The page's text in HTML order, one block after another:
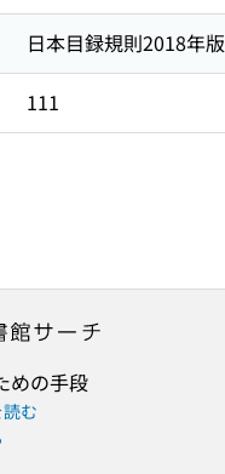
日本目録規則2018年版
111
めの手段
む